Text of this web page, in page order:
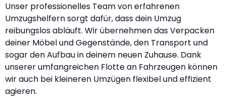
Unser professionelles Team von erfahrenen
Umzugshelfern sorgt dafür, dass dein Umzug
reibungslos abläuft. Wir übernehmen das Verpacken
deiner Möbel und Gegenstände, den Transport und
sogar den Aufbau in deinem neuen Zuhause. Dank
unserer umfangreichen Flotte an Fahrzeugen können
wir auch bei kleineren Umzügen flexibel und effizient
agieren.